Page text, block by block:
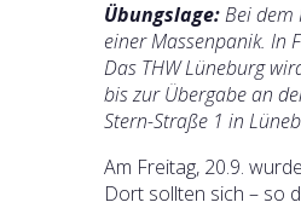
Übungslage:Bei dem
einer Massenpanik. In
Das THW Lüneburg
bis zur Übergabe an
Stern-Straße 1 in
Am Freitag, 20.9.
Dort sollten sich – so